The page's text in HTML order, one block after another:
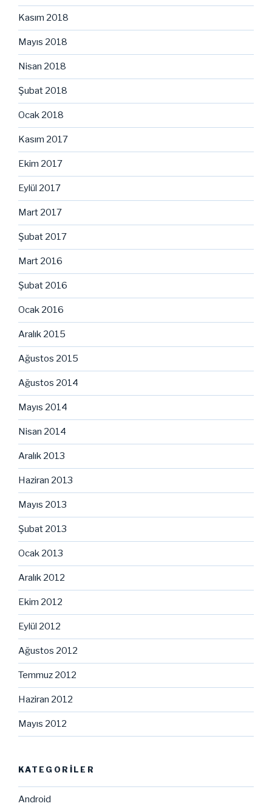
Kasım 2018
Mayıs 2018
Nisan 2018
Şubat 2018
Ocak 2018
Kasım 2017
Ekim 2017
Eylül 2017
Mart 2017
Şubat 2017
Mart 2016
Şubat 2016
Ocak 2016
Aralık 2015
Ağustos 2015
Ağustos 2014
Mayıs 2014
Nisan 2014
Aralık 2013
Haziran 2013
Mayıs 2013
Şubat 2013
Ocak 2013
Aralık 2012
Ekim 2012
Eylül 2012
Ağustos 2012
Temmuz 2012
Haziran 2012
Mayıs 2012
KATEGORILER
Android